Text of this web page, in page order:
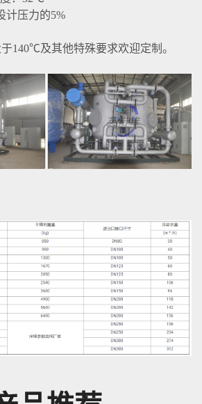
计压力的5%
140℃及其他特殊要求欢迎定制。